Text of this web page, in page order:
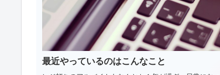
最近やっているのはこんなこと